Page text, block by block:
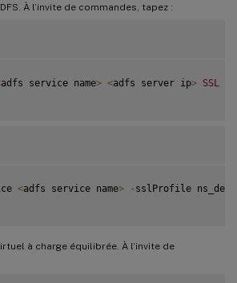
À l’invite de commandes, tapez :
adfs service name> <adfs server ip> SSL
<adfs service name> - sslProfile
à charge équilibrée. À l’invite de